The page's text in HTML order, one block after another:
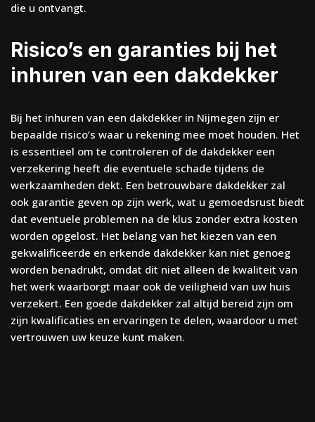
die u ontvangt.
Risico’s en garanties bij het
inhuren van een dakdekker
Bij het inhuren van een dakdekker in Nijmegen zijn er
bepaalde risico’s waar u rekening mee moet houden. Het
is essentieel om te controleren of de dakdekker een
verzekering heeft die eventuele schade tijdens de
werkzaamheden dekt. Een betrouwbare dakdekker zal
ook garantie geven op zijn werk, wat u gemoedsrust biedt
dat eventuele problemen na de klus zonder extra kosten
worden opgelost. Het belang van het kiezen van een
gekwalificeerde en erkende dakdekker kan niet genoeg
worden benadrukt, omdat dit niet alleen de kwaliteit van
het werk waarborgt maar ook de veiligheid van uw huis
verzekert. Een goede dakdekker zal altijd bereid zijn om
zijn kwalificaties en ervaringen te delen, waardoor u met
vertrouwen uw keuze kunt maken.